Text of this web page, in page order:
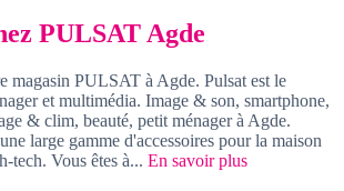
PULSAT Agde
magasin PULSAT à Agde. Pulsat est le
et multimédia. Image & son, smartphone,
& clim, beauté, petit ménager à Agde.
large gamme d'accessoires pour la maison
tech. Vous êtes à... En savoir plus